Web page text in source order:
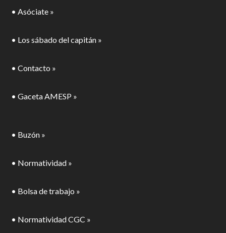
• Asóciate »
• Los sábado del capitán »
• Contacto »
• Gaceta AMESP »
• Buzón »
• Normatividad »
• Bolsa de trabajo »
• Normatividad CGC »